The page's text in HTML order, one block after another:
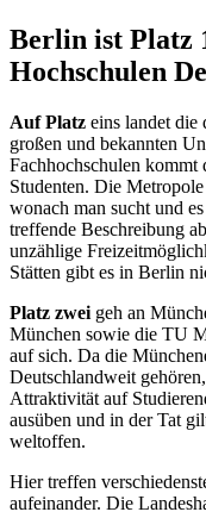
Berlin ist Platz
Hochschulen
Auf Platz eins landet die
großen und bekannten
Fachhochschulen kommt
Studenten. Die
wonach man sucht und
treffende Beschreibung
unzählige
Stätten gibt es in Berlin
Platz zwei geh an
München sowie die TU
auf sich. Da die
Deutschlandweit
Attraktivität auf
ausüben und in der Tat
weltoffen.
Hier treffen
aufeinander. Die